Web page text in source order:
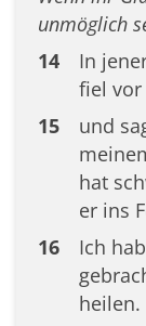
unmöglich
14
In
fiel
15
und
hat
er ins
16
Ich
heilen.